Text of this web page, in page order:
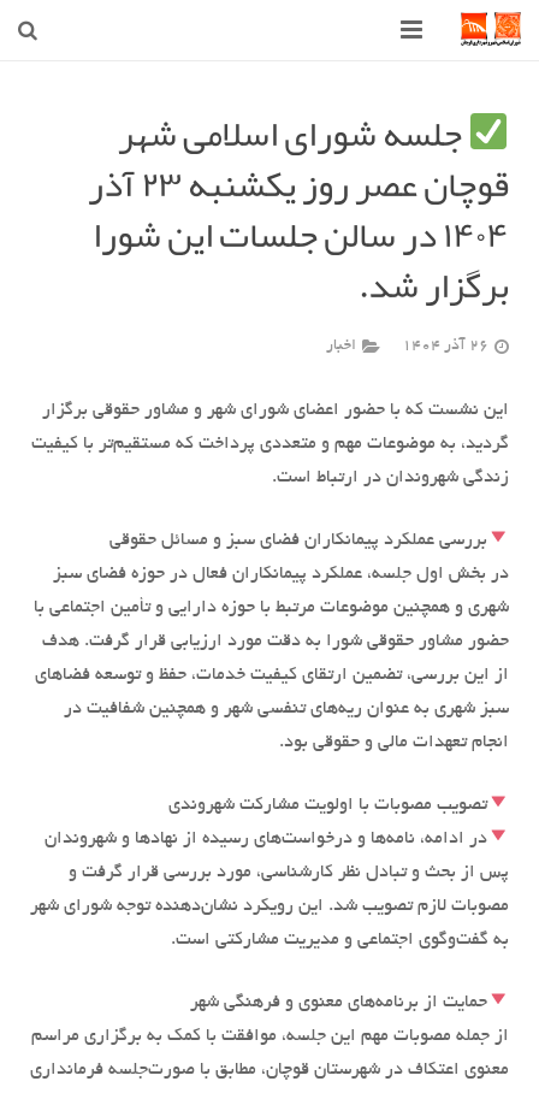
شهرداری
شورای اسلامی شهر قوچان
قوچان
جلسه شورای اسلامی شهر
قوچان عصر روز یکشنبه ۲۳ آذر
۱۴۰۴ در سالن جلسات این شورا
برگزار شد.
26 آذر 1404 اخبار
این نشست که با حضور اعضای شورای شهر و مشاور حقوقی برگزار
گردید، به موضوعات مهم و متعددی پرداخت که مستقیم‌تر با کیفیت
زندگی شهروندان در ارتباط است.
بررسی عملکرد پیمانکاران فضای سبز و مسائل حقوقی
در بخش اول جلسه، عملکرد پیمانکاران فعال در حوزه فضای سبز
شهری و همچنین موضوعات مرتبط با حوزه دارایی و تأمین اجتماعی با
حضور مشاور حقوقی شورا به دقت مورد ارزیابی قرار گرفت. هدف
از این بررسی، تضمین ارتقای کیفیت خدمات، حفظ و توسعه فضاهای
سبز شهری به عنوان ریه‌های تنفسی شهر و همچنین شفافیت در
انجام تعهدات مالی و حقوقی بود.
تصویب مصوبات با اولویت مشارکت شهروندی
در ادامه، نامه‌ها و درخواست‌های رسیده از نهادها و شهروندان
پس از بحث و تبادل نظر کارشناسی، مورد بررسی قرار گرفت و
مصوبات لازم تصویب شد. این رویکرد نشان‌دهنده توجه شورای شهر
به گفت‌وگوی اجتماعی و مدیریت مشارکتی است.
حمایت از برنامه‌های معنوی و فرهنگی شهر
از جمله مصوبات مهم این جلسه، موافقت با کمک به برگزاری مراسم
معنوی اعتکاف در شهرستان قوچان، مطابق با صورت‌جلسه فرمانداری